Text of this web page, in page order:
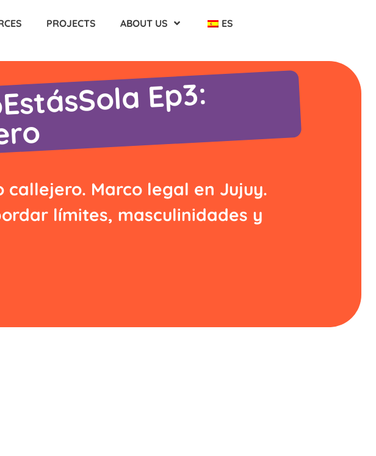
PROJECTS ABOUT US ES
Ep3:
callejero. Marco legal en Jujuy.
límites, masculinidades y